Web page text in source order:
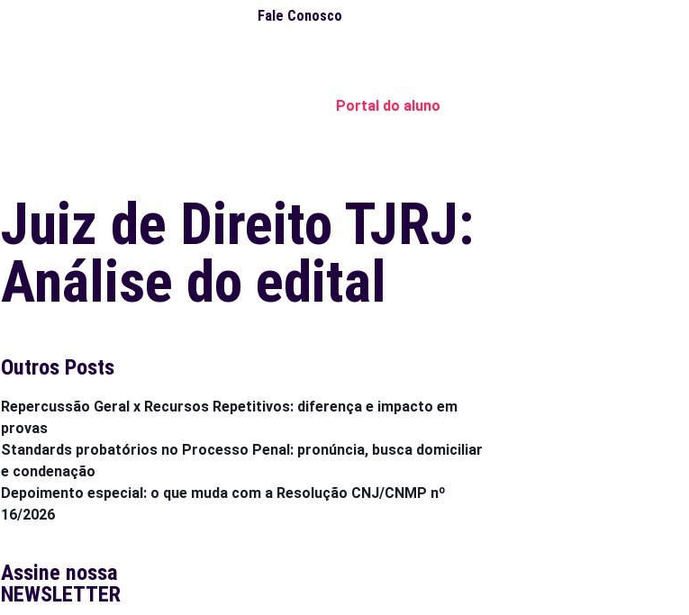
Fale Conosco
Portal do aluno
Juiz de Direito TJRJ:
Análise do edital
Outros Posts
Repercussão Geral x Recursos Repetitivos: diferença e impacto em
provas
Standards probatórios no Processo Penal: pronúncia, busca domiciliar
e condenação
Depoimento especial: o que muda com a Resolução CNJ/CNMP nº
16/2026
Assine nossa
NEWSLETTER